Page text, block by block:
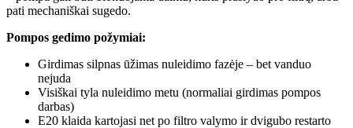
pati mechaniškai sugedo.
Pompos gedimo požymiai:
Girdimas silpnas ūžimas nuleidimo fazėje – bet vanduo
nejuda
Visiškai tyla nuleidimo metu (normaliai girdimas pompos
darbas)
E20 klaida kartojasi net po filtro valymo ir dvigubo restarto